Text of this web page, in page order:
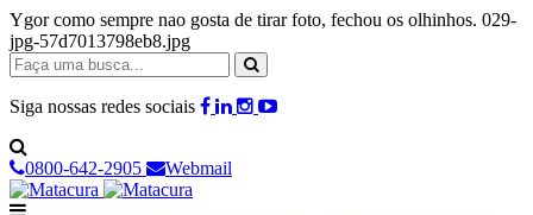
Ygor como sempre nao gosta de tirar foto, fechou os olhinhos. 029-
jpg-57d7013798eb8.jpg
Siga nossas redes sociais
0800-642-2905 Webmail